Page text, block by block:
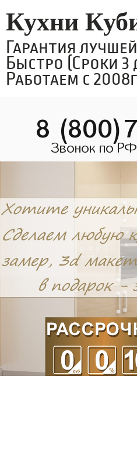
Кухни
Гарантия
Быстро (Сроки 3
Работаем с
8
Звонок по РФ